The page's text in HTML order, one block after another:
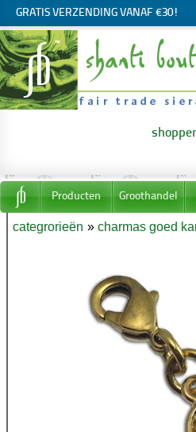
GRATIS VERZENDING VANAF €30!
Producten Groothandel
categrorieën » charmas goed